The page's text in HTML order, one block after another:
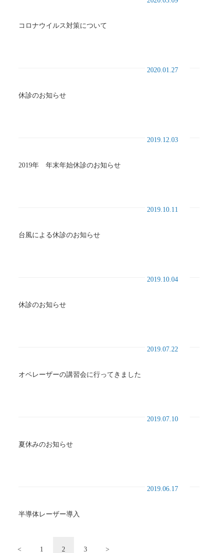
コロナウイルス対策について
2020.01.27
休診のお知らせ
2019.12.03
2019年 年末年始休診のお知らせ
2019.10.11
台風による休診のお知らせ
2019.10.04
休診のお知らせ
2019.07.22
オペレーザーの講習会に行ってきました
2019.07.10
夏休みのお知らせ
2019.06.17
半導体レーザー導入
< 1 2 3 >